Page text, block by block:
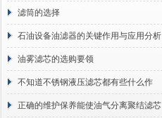
与重要性
滤筒的选择
石油设备油滤器的关键作用与应用分析
油雾滤芯的选购要领
不知道不锈钢液压滤芯都有些什么作
用？进来看
正确的维护保养能使油气分离聚结滤芯